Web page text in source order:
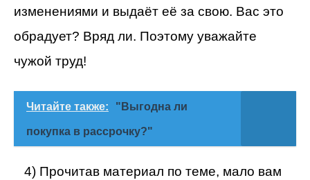
изменениями и выдаёт её за свою. Вас это
обрадует? Вряд ли. Поэтому уважайте
чужой труд!
Читайте также: "Выгодна ли
покупка в рассрочку?"
4) Прочитав материал по теме, мало вам